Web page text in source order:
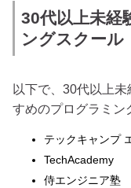
30代以上未経
ングスクール
以下で、30代以上
すめのプログラミン
テックキャンプ
TechAcademy
侍エンジニア塾